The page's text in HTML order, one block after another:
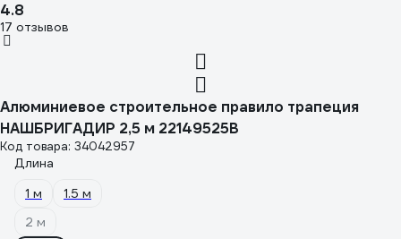
4.8
17 отзывов
Алюминиевое строительное правило трапеция
НАШБРИГАДИР 2,5 м 22149525B
Код товара: 34042957
Длина
1 м
1.5 м
2 м